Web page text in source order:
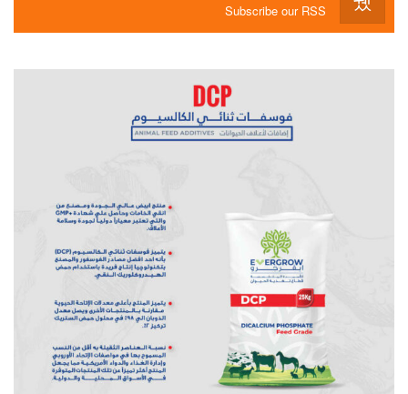
Subscribe our RSS